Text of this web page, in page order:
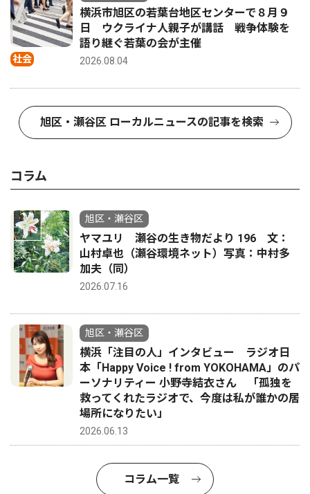
社会
横浜市旭区の若葉台地区センターで８月９
日 ウクライナ人親子が講話 戦争体験を
語り継ぐ若葉の会が主催
2026.08.04
旭区・瀬谷区 ローカルニュースの記事を検索
コラム
旭区・瀬谷区
ヤマユリ 瀬谷の生き物だより 196 文：
山村卓也（瀬谷環境ネット）写真：中村多
加夫（同）
2026.07.16
旭区・瀬谷区
横浜「注目の人」インタビュー ラジオ日
本「Happy Voice ! from YOKOHAMA」のパ
ーソナリティー 小野寺結衣さん 「孤独を
救ってくれたラジオで、今度は私が誰かの居
場所になりたい」
2026.06.13
コラム一覧